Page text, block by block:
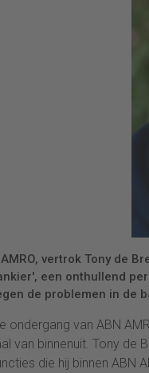
vertrok Tony de
een onthullend
de problemen in de
ondergang van ABN
van binnenuit. Tony
die hij binnen ABN